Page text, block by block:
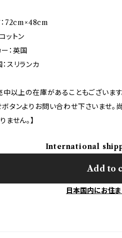
72cm×48cm
ットン
：英国
スリランカ
中以上の在庫があることもございま
タンよりお問い合わせ下さいませ。
ません。】
International
Add to
日本国内にお住